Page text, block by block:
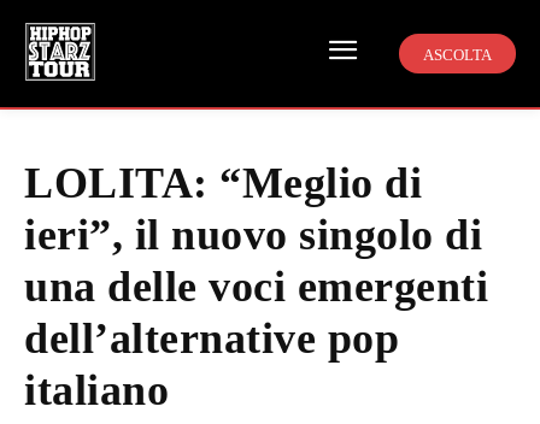
ASCOLTA
LOLITA: “Meglio di
ieri”, il nuovo singolo di
una delle voci emergenti
dell’alternative pop
italiano